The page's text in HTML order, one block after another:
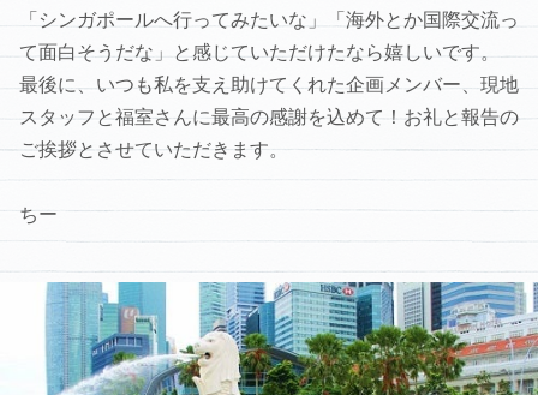
「シンガポールへ行ってみたいな」「海外とか国際交流っ
て面白そうだな」と感じていただけたなら嬉しいです。
最後に、いつも私を支え助けてくれた企画メンバー、現地
スタッフと福室さんに最高の感謝を込めて！お礼と報告の
ご挨拶とさせていただきます。
ちー